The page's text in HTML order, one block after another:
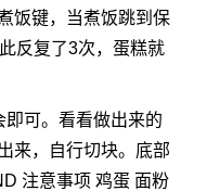
饭键，当煮饭跳到保
反复了3次，蛋糕就
可。看看做出来的
来，自行切块。底部
注意事项 鸡蛋 面粉